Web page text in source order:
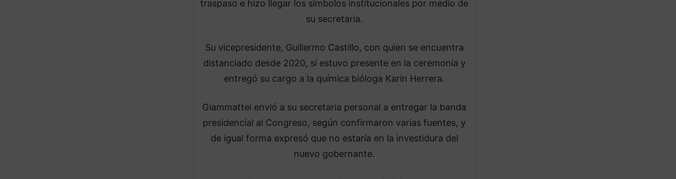
traspaso e hizo llegar los símbolos institucionales por medio de
su secretaria.
Su vicepresidente, Guillermo Castillo, con quien se encuentra
distanciado desde 2020, sí estuvo presente en la ceremonia y
entregó su cargo a la química bióloga Karin Herrera.
Giammattei envió a su secretaria personal a entregar la banda
presidencial al Congreso, según confirmaron varias fuentes, y
de igual forma expresó que no estaría en la investidura del
nuevo gobernante.